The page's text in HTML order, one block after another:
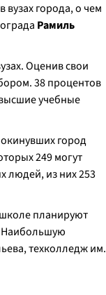
города, о чем
Рамиль
Оценив свои
38 процентов
учебные
город
249 могут
людей, из них 253
школе планируют
Наибольшую
техколледж им.